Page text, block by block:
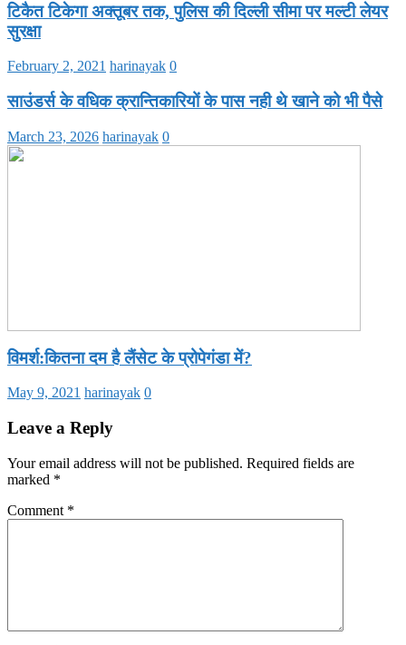
टिकैत टिकेगा अक्तूबर तक, पुलिस की दिल्ली सीमा पर मल्टी लेयर
सुरक्षा
February 2, 2021 harinayak 0
साउंडर्स के वधिक क्रान्तिकारियों के पास नही थे खाने को भी पैसे
March 23, 2026 harinayak 0
विमर्श:कितना दम है लैंसेट के प्रोपेगंडा में?
May 9, 2021 harinayak 0
Leave a Reply
Your email address will not be published. Required fields are
marked *
Comment *